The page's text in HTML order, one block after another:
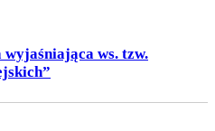
wyjaśniająca ws. tzw.